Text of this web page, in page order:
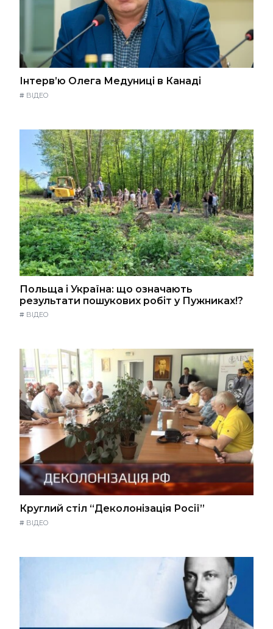
Інтерв’ю Олега Медуниці в Канаді
# ВІДЕО
Польща і Україна: що означають
результати пошукових робіт у Пужниках!?
# ВІДЕО
Круглий стіл “Деколонізація Росії”
# ВІДЕО